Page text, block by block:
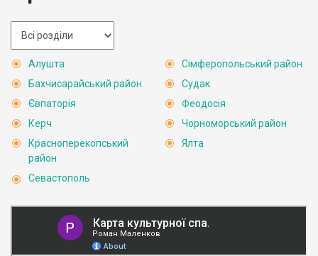
Алушта
Бахчисарайський район
Євпаторія
Керч
Красноперекопський
район
Севастополь
Сімферопольський район
Судак
Феодосія
Чорноморський район
Ялта